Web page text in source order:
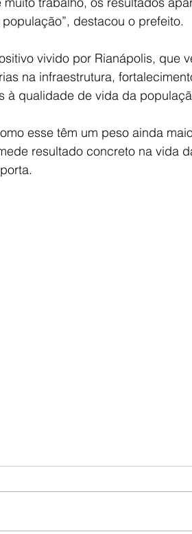
destacou o prefeito.
vivido por Rianápolis, que
na infraestrutura,
à qualidade de vida da
esse têm um peso ainda
resultado concreto na vida